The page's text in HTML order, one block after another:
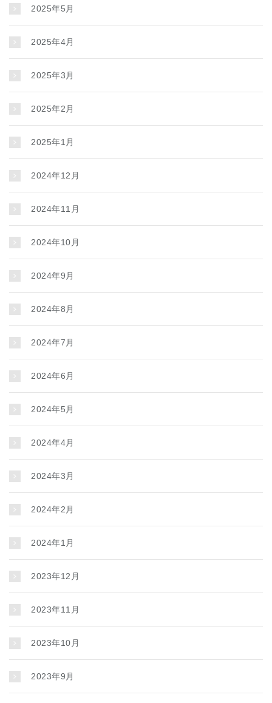
2025年5月
2025年4月
2025年3月
2025年2月
2025年1月
2024年12月
2024年11月
2024年10月
2024年9月
2024年8月
2024年7月
2024年6月
2024年5月
2024年4月
2024年3月
2024年2月
2024年1月
2023年12月
2023年11月
2023年10月
2023年9月